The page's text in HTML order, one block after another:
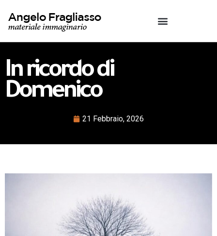
In ricordo di
Domenico
21 Febbraio, 2026